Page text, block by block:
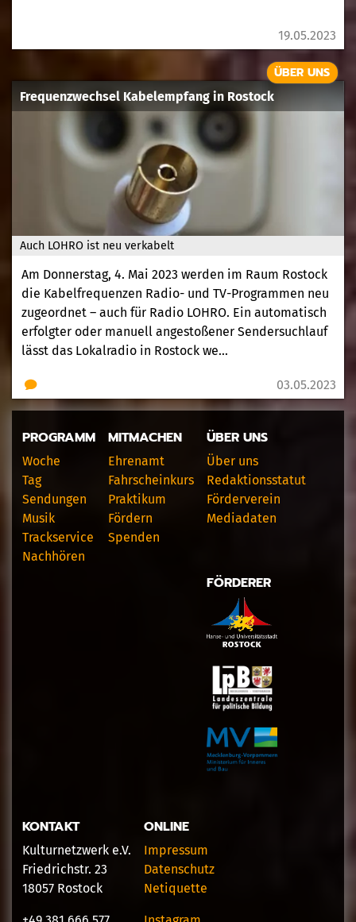
19.05.2023
Auch LOHRO ist neu verkabelt
Frequenzwechsel Kabelempfang in Rostock
ÜBER UNS
Am Donnerstag, 4. Mai 2023 werden im Raum Rostock
die Kabelfrequenzen Radio- und TV-Programmen neu
zugeordnet – auch für Radio LOHRO. Ein automatisch
erfolgter oder manuell angestoßener Sendersuchlauf
lässt das Lokalradio in Rostock we...
03.05.2023
PROGRAMM
Woche
Tag
Sendungen
Musik
Trackservice
Nachhören
MITMACHEN
Ehrenamt
Fahrscheinkurs
Praktikum
Fördern
Spenden
ÜBER UNS
Über uns
Redaktionsstatut
Förderverein
Mediadaten
FÖRDERER
KONTAKT
Kulturnetzwerk e.V.
Friedrichstr. 23
18057 Rostock
ONLINE
Impressum
Datenschutz
Netiquette